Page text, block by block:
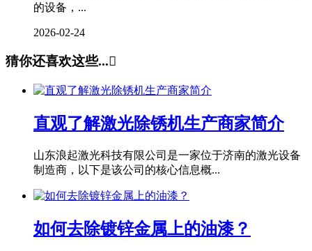
的设备，...
2026-02-24
猜你还喜欢这些...
直观了解激光除锈机生产商家简介
山东浪起激光科技有限公司是一家位于济南的激光设备
制造商，以下是该公司的核心信息概...
如何去除镀锌金属上的油漆？